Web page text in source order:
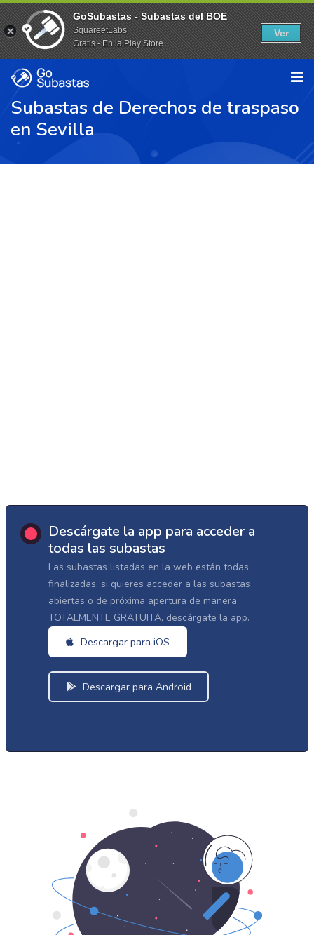
Subastas de Derechos de traspaso
en Sevilla
Descárgate la app para acceder a
todas las subastas
Las subastas listadas en la web están todas
finalizadas, si quieres acceder a las subastas
abiertas o de próxima apertura de manera
TOTALMENTE GRATUITA, descárgate la app.
Descargar para iOS
Descargar para Android
GoSubastas - Subastas del BOE
SquareetLabs
Gratis - En la Play Store
Ver